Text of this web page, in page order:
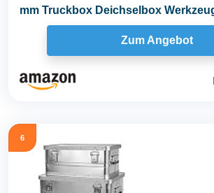
mm Truckbox Deichselbox
Alubox Alukoffer
Zum Angebot
6